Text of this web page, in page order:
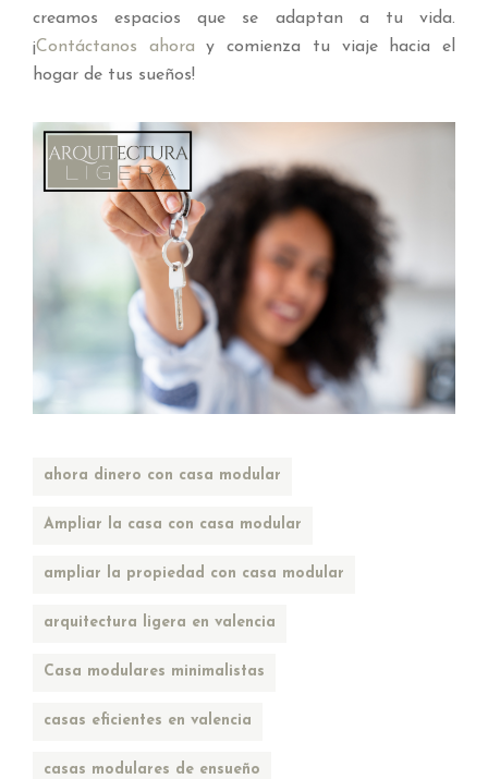
creamos espacios que se adaptan a tu vida.
¡Contáctanos ahora y comienza tu viaje hacia el
hogar de tus sueños!
ahora dinero con casa modular
Ampliar la casa con casa modular
ampliar la propiedad con casa modular
arquitectura ligera en valencia
Casa modulares minimalistas
casas eficientes en valencia
casas modulares de ensueño